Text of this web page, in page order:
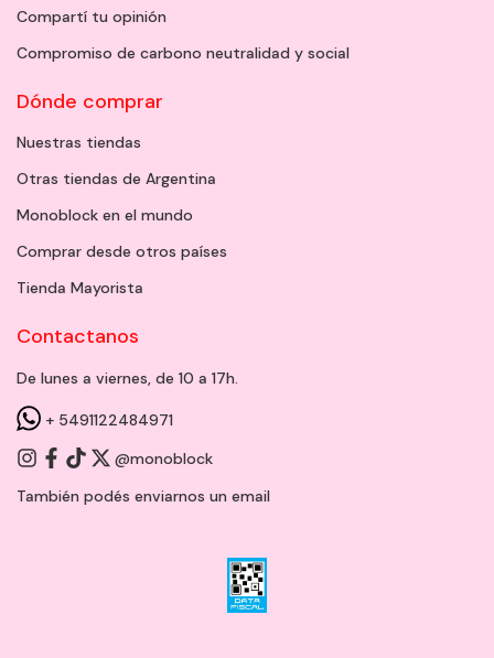
Compartí tu opinión
Compromiso de carbono neutralidad y social
Dónde comprar
Nuestras tiendas
Otras tiendas de Argentina
Monoblock en el mundo
Comprar desde otros países
Tienda Mayorista
Contactanos
De lunes a viernes, de 10 a 17h.
+ 5491122484971
@monoblock
También podés enviarnos un email